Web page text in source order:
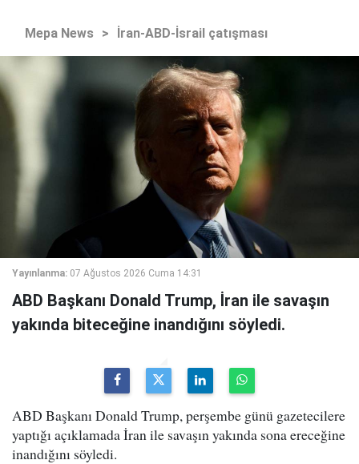
Mepa News > İran-ABD-İsrail çatışması
Yayınlanma: 07 Ağustos 2026 Cuma 14:31
ABD Başkanı Donald Trump, İran ile savaşın
yakında biteceğine inandığını söyledi.
ABD Başkanı Donald Trump, perşembe günü gazetecilere
yaptığı açıklamada İran ile savaşın yakında sona ereceğine
inandığını söyledi.